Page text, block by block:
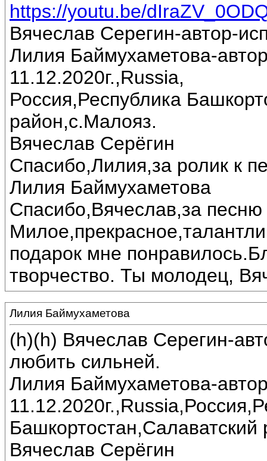
https://youtu.be/
Вячеслав Серегин-автор-
Лилия Баймухаметова-
11.12.2020г.,Russia,
Россия,Республика
район,с.Малояз.
Вячеслав Серёгин
Спасибо,Лилия,за ролик к
Лилия Баймухаметова
Спасибо,Вячеслав,за песню
подарок мне
творчество. Ты молодец,
Лилия Баймухаметова
(h)(h) Вячеслав Серегин-
любить сильней.
Лилия Баймухаметова-
Вячеслав Серёгин